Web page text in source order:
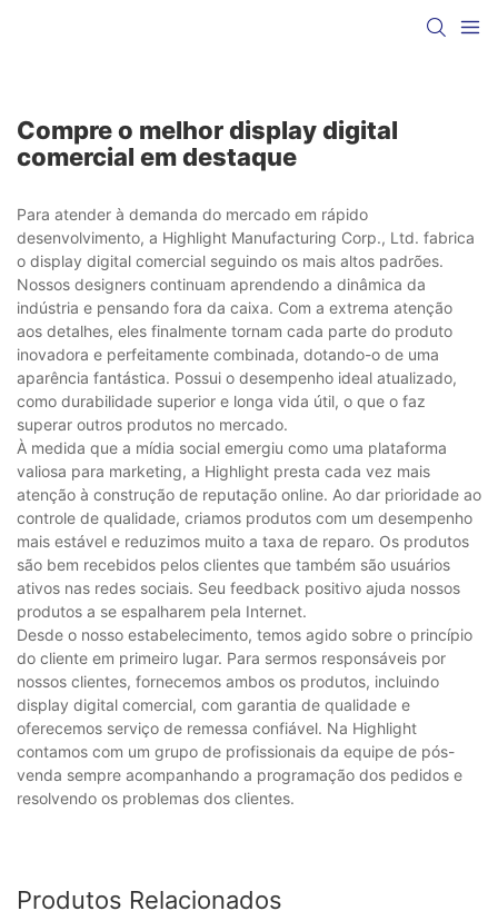
Compre o melhor display digital
comercial em destaque
Para atender à demanda do mercado em rápido
desenvolvimento, a Highlight Manufacturing Corp., Ltd. fabrica
o display digital comercial seguindo os mais altos padrões.
Nossos designers continuam aprendendo a dinâmica da
indústria e pensando fora da caixa. Com a extrema atenção
aos detalhes, eles finalmente tornam cada parte do produto
inovadora e perfeitamente combinada, dotando-o de uma
aparência fantástica. Possui o desempenho ideal atualizado,
como durabilidade superior e longa vida útil, o que o faz
superar outros produtos no mercado.
À medida que a mídia social emergiu como uma plataforma
valiosa para marketing, a Highlight presta cada vez mais
atenção à construção de reputação online. Ao dar prioridade ao
controle de qualidade, criamos produtos com um desempenho
mais estável e reduzimos muito a taxa de reparo. Os produtos
são bem recebidos pelos clientes que também são usuários
ativos nas redes sociais. Seu feedback positivo ajuda nossos
produtos a se espalharem pela Internet.
Desde o nosso estabelecimento, temos agido sobre o princípio
do cliente em primeiro lugar. Para sermos responsáveis ​​por
nossos clientes, fornecemos ambos os produtos, incluindo
display digital comercial, com garantia de qualidade e
oferecemos serviço de remessa confiável. Na Highlight
contamos com um grupo de profissionais da equipe de pós-
venda sempre acompanhando a programação dos pedidos e
resolvendo os problemas dos clientes.
Produtos Relacionados